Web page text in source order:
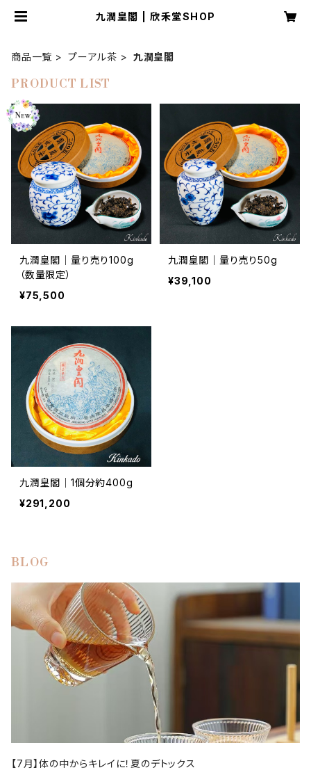
九潤皇閣 | 欣禾堂SHOP
商品一覧 プーアル茶 九潤皇閣
PRODUCT LIST
九潤皇閣｜量り売り100g
（数量限定）
¥75,500
九潤皇閣｜量り売り50g
¥39,100
九潤皇閣｜1個分約400g
¥291,200
BLOG
【7月】体の中からキレイに！夏のデトックス